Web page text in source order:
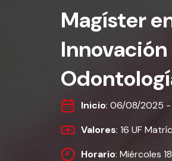
Magíster
Inicio: 06/08/2025 -
Valores: 16 UF
Horario: Miércoles